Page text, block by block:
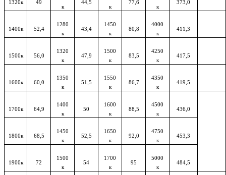
1320к 49
к
44,5
к
77,6
к
373,0
1400к 52,4
1280
к
43,4
1450
к
80,8
4000
к
411,3
1500к 56,0
1320
к
47,9
1500
к
83,5
4250
к
417,5
1600к 60,0
1350
к
51,5
1550
к
86,7
4350
к
419,5
1700к 64,9
1400
к
50
1600
к
88,5
4500
к
436,0
1800к 68,5
1450
к
52,5
1650
к
92,0
4750
к
453,3
1900к 72
1500
к
54
1700
к
95
5000
к
484,5